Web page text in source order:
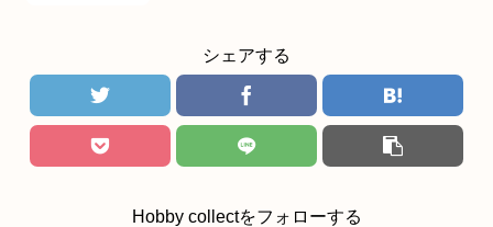
シェアする
Hobby collectをフォローする